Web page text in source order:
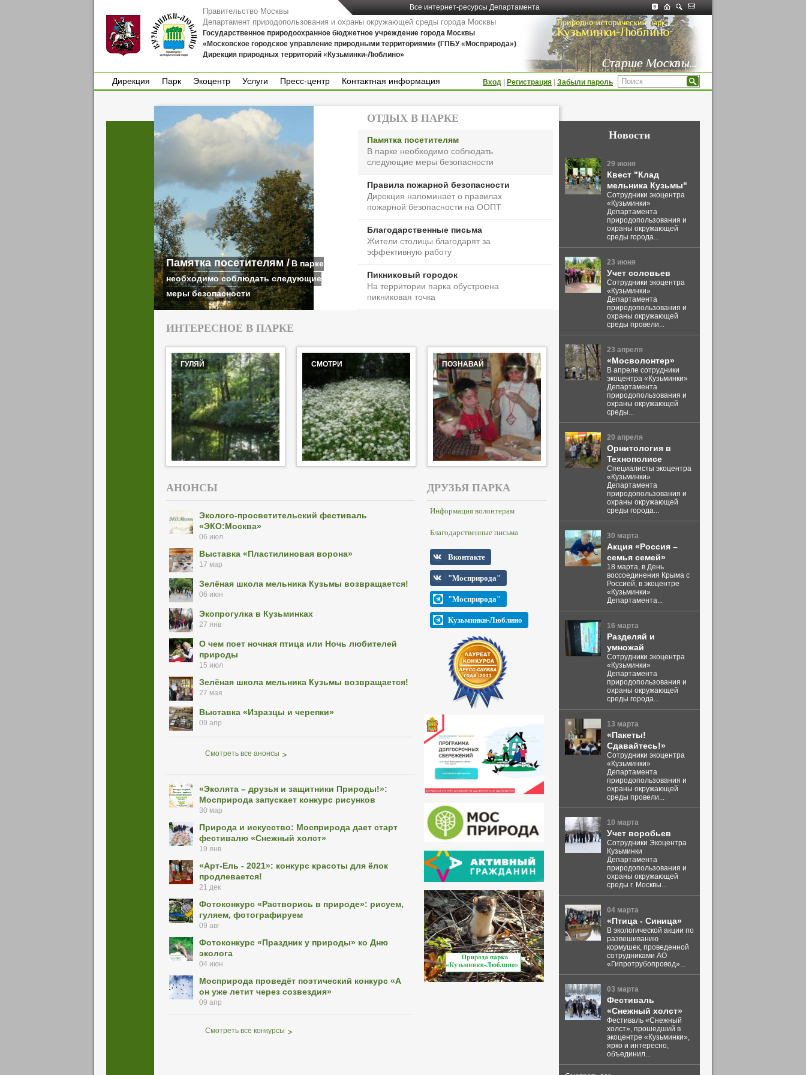
Все интернет-ресурсы Департамента
Правительство Москвы
Департамент природопользования и охраны окружающей среды города Москвы
Государственное природоохранное бюджетное учреждение города Москвы
«Московское городское управление природными территориями» (ГПБУ «Мосприрода»)
Дирекция природных территорий «Кузьминки-Люблино»
Дирекция
Парк
Экоцентр
Услуги
Пресс-центр
Контактная информация
Вход Регистрация Забыли пароль
ОТДЫХ В ПАРКЕ
Памятка посетителям /В парке
необходимо соблюдать следующие
меры безопасности
Памятка посетителям
В парке необходимо соблюдать
следующие меры безопасности
Правила пожарной безопасности
Дирекция напоминает о правилах
пожарной безопасности на ООПТ
Благодарственные письма
Жители столицы благодарят за
эффективную работу
Пикниковый городок
На территории парка обустроена
пикниковая точка
ИНТЕРЕСНОЕ В ПАРКЕ
ГУЛЯЙ СМОТРИ ПОЗНАВАЙ
АНОНСЫ
Эколого‑просветительский фестиваль
«ЭКО:Москва»
06 июл
Выставка «Пластилиновая ворона»
17 мар
Зелёная школа мельника Кузьмы возвращается!
06 июн
Экопрогулка в Кузьминках
27 янв
О чем поет ночная птица или Ночь любителей
природы
15 июл
Зелёная школа мельника Кузьмы возвращается!
27 мая
Выставка «Изразцы и черепки»
09 апр
Смотреть все анонсы
«Эколята – друзья и защитники Природы!»:
Мосприрода запускает конкурс рисунков
30 мар
Природа и искусство: Мосприрода дает старт
фестивалю «Снежный холст»
19 янв
«Арт-Ель - 2021»: конкурс красоты для ёлок
продлевается!
21 дек
Фотоконкурс «Растворись в природе»: рисуем,
гуляем, фотографируем
09 авг
Фотоконкурс «Праздник у природы» ко Дню
эколога
04 июн
Мосприрода проведёт поэтический конкурс «А
он уже летит через созвездия»
09 апр
Смотреть все конкурсы
ДРУЗЬЯ ПАРКА
Информация волонтерам
Благодарственные письма
Вконтакте
"Мосприрода"
"Мосприрода"
Кузьминки-Люблино
Новости
29 июня
Квест "Клад
мельника Кузьмы"
Сотрудники экоцентра
«Кузьминки»
Департамента
природопользования и
охраны окружающей
среды города...
23 июня
Учет соловьев
Сотрудники экоцентра
«Кузьминки»
Департамента
природопользования и
охраны окружающей
среды провели...
23 апреля
«Мосволонтер»
В апреле сотрудники
экоцентра «Кузьминки»
Департамента
природопользования и
охраны окружающей
среды...
20 апреля
Орнитология в
Технополисе
Специалисты экоцентра
«Кузьминки»
Департамента
природопользования и
охраны окружающей
среды города...
30 марта
Акция «Россия –
семья семей»
18 марта, в День
воссоединения Крыма с
Россией, в экоцентре
«Кузьминки»
Департамента...
16 марта
Разделяй и
умножай
Сотрудники экоцентра
«Кузьминки»
Департамента
природопользования и
охраны окружающей
среды города...
13 марта
«Пакеты!
Сдавайтесь!»
Сотрудники экоцентра
«Кузьминки»
Департамента
природопользования и
охраны окружающей
среды провели...
10 марта
Учет воробьев
Сотрудники Экоцентра
Кузьминки
Департамента
природопользования и
охраны окружающей
среды г. Москвы...
04 марта
«Птица - Синица»
В экологической акции по
развешиванию
кормушек, проведенной
сотрудниками АО
«Гипротрубопровод»...
03 марта
Фестиваль
«Снежный холст»
Фестиваль «Снежный
холст», прошедший в
экоцентре «Кузьминки»,
ярко и интересно,
объединил...